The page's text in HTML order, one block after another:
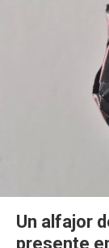
Un alfajor
presente